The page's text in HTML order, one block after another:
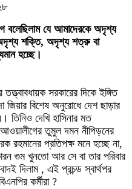
যে আমাদেরকে অদৃশ্য
শক্তি, অদৃশ্য শত্রু বা
হচ্ছে।
সরকারের দিকে ইঙ্গিত
জিয়ার বিশেষ অনুরোধে দেশ ছাড়ার
দেখি হাসিনার মত
তুমুল দমন নীপিড়নের
রহমানের প্রতিপক্ষ মনে হচ্ছে না,
গুম খুনতো আর সে বা তার পরিবার
দিলাম , এই প্রচন্ড স্বার্থপর
কর্মীরা ?